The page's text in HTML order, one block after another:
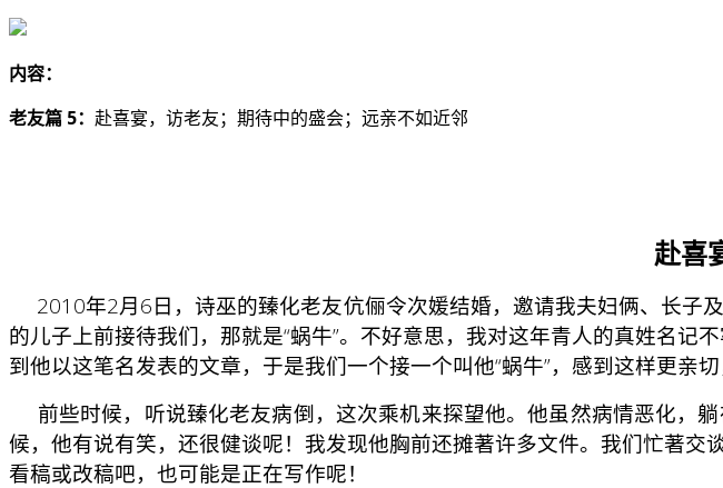
内容：
老友篇 5： 赴喜宴，访老友；期待中的盛会；远亲不如近邻
赴喜
2010年2月6日，诗巫的臻化老友伉俪令次媛结婚，邀请我夫妇俩、长子
的儿子上前接待我们，那就是“蜗牛”。不好意思，我对这年青人的真姓名记
到他以这笔名发表的文章，于是我们一个接一个叫他“蜗牛”，感到这样更亲
前些时候，听说臻化老友病倒，这次乘机来探望他。他虽然病情恶化，
候，他有说有笑，还很健谈呢！我发现他胸前还摊著许多文件。我们忙著交
看稿或改稿吧，也可能是正在写作呢！